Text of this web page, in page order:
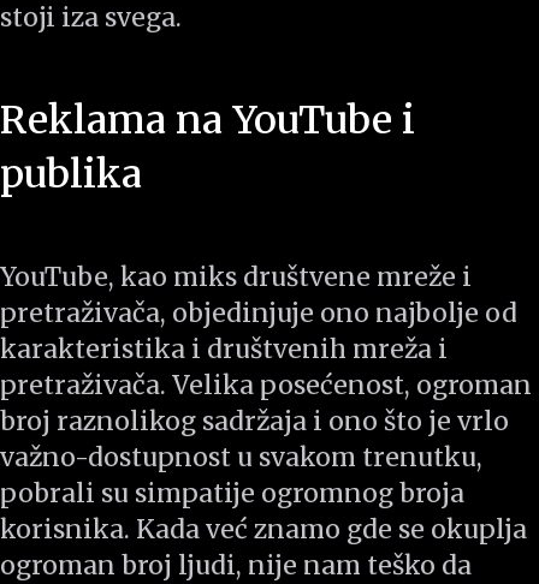
stoji iza svega.
Reklama na YouTube i
publika
YouTube, kao miks društvene mreže i
pretraživača, objedinjuje ono najbolje od
karakteristika i društvenih mreža i
pretraživača. Velika posećenost, ogroman
broj raznolikog sadržaja i ono što je vrlo
važno-dostupnost u svakom trenutku,
pobrali su simpatije ogromnog broja
korisnika. Kada već znamo gde se okuplja
ogroman broj ljudi, nije nam teško da